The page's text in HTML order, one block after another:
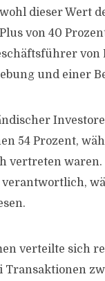
dieser Wert
von 40
von
und einer
54 Prozent,
waren.
verteilte sich
Transaktionen